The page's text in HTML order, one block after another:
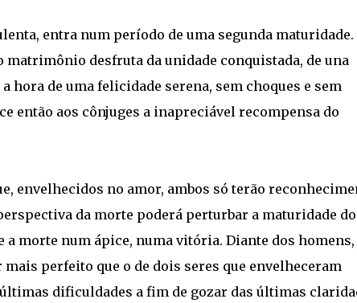
entra num período de uma segunda maturidade.
matrimônio desfruta da unidade conquistada, de una
hora de uma felicidade serena, sem choques e sem
então aos cônjuges a inapreciável recompensa do
envelhecidos no amor, ambos só terão
da morte poderá perturbar a maturidade do
a morte num ápice, numa vitória. Diante dos homens,
perfeito que o de dois seres que envelheceram
dificuldades a fim de gozar das últimas